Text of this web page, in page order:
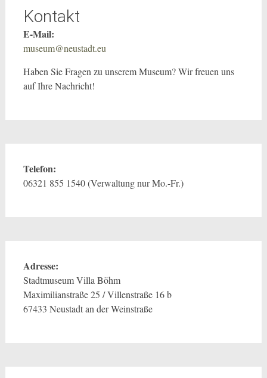
Kontakt
E-Mail:
museum@neustadt.eu
Haben Sie Fragen zu unserem Museum? Wir freuen uns
auf Ihre Nachricht!
Telefon:
06321 855 1540 (Verwaltung nur Mo.-Fr.)
Adresse:
Stadtmuseum Villa Böhm
Maximilianstraße 25 / Villenstraße 16 b
67433 Neustadt an der Weinstraße